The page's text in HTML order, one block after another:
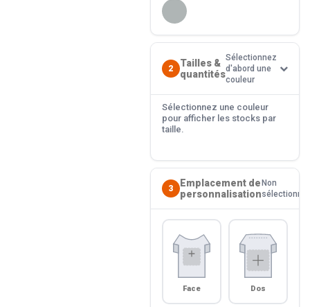
2
Tailles &
quantités
Sélectionnez
d'abord une
couleur
Sélectionnez une couleur
pour afficher les stocks par
taille.
3
Emplacement de
personnalisation
Non
sélectionné
Face Dos